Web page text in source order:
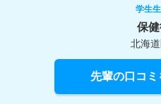
学生
保
北海
先輩の口コ